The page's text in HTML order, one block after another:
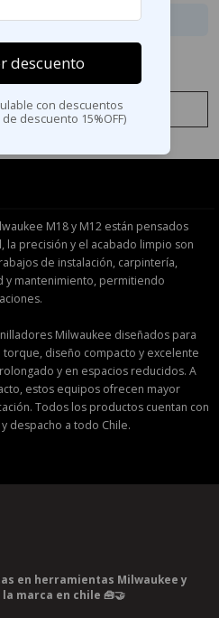
MercadoPago
Ver detalles
M18 y M12 están pensados
precisión y el acabado limpio son
de instalación, carpintería,
mantenimiento, permitiendo
Milwaukee diseñados para
diseño compacto y excelente
y en espacios reducidos. A
estos equipos ofrecen mayor
Todos los productos cuentan con
despacho a todo Chile.
en herramientas Milwaukee y
marca en chile 🧰🤝
descuento
con descuentos
descuento 15%OFF)